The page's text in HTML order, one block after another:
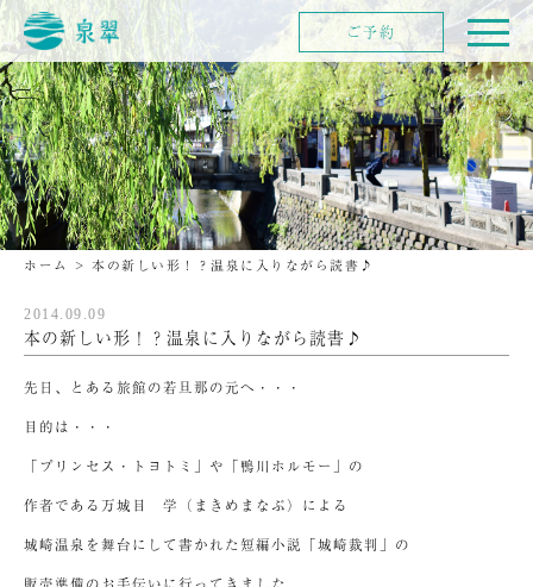
ホーム > 本の新しい形！？温泉に入りながら読書♪
2014.09.09
本の新しい形！？温泉に入りながら読書♪
先日、とある旅館の若旦那の元へ・・・
目的は・・・
「プリンセス・トヨトミ」や「鴨川ホルモー」の
作者である万城目 学（まきめまなぶ）による
城崎温泉を舞台にして書かれた短編小説「城崎裁判」の
ご予約